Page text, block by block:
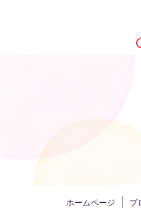
ホームページ ブ